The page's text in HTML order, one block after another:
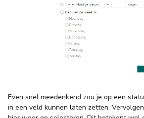
Even snel meedenkend zou je op een
in een veld kunnen laten zetten.